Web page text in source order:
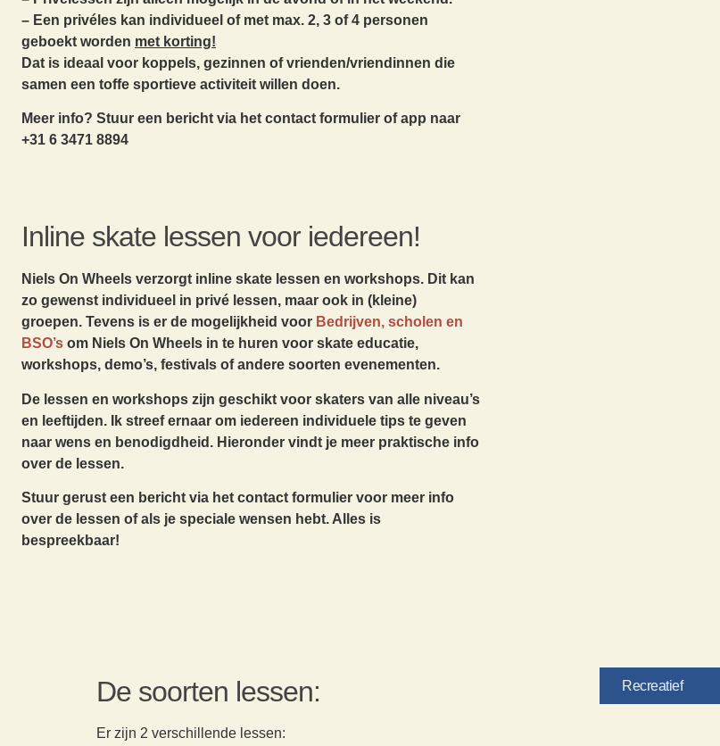
– Een privéles kan individueel of met max. 2, 3 of 4 personen
geboekt worden met korting!
Dat is ideaal voor koppels, gezinnen of vrienden/vriendinnen die
samen een toffe sportieve activiteit willen doen.
Meer info? Stuur een bericht via het contact formulier of app naar
+31 6 3471 8894
Inline skate lessen voor iedereen!
Niels On Wheels verzorgt inline skate lessen en workshops. Dit kan
zo gewenst individueel in privé lessen, maar ook in (kleine)
groepen. Tevens is er de mogelijkheid voor Bedrijven, scholen en
BSO’s om Niels On Wheels in te huren voor skate educatie,
workshops, demo’s, festivals of andere soorten evenementen.
De lessen en workshops zijn geschikt voor skaters van alle niveau’s
en leeftijden. Ik streef ernaar om iedereen individuele tips te geven
naar wens en benodigdheid. Hieronder vindt je meer praktische info
over de lessen.
Stuur gerust een bericht via het contact formulier voor meer info
over de lessen of als je speciale wensen hebt. Alles is
bespreekbaar!
De soorten lessen:
Er zijn 2 verschillende lessen:
Recreatief